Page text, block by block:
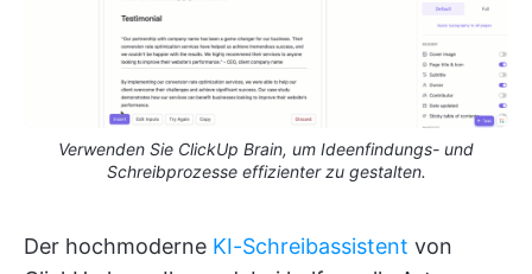
Verwenden Sie ClickUp Brain, um Ideenfindungs- und
Schreibprozesse effizienter zu gestalten.
Der hochmoderne KI-Schreibassistent von